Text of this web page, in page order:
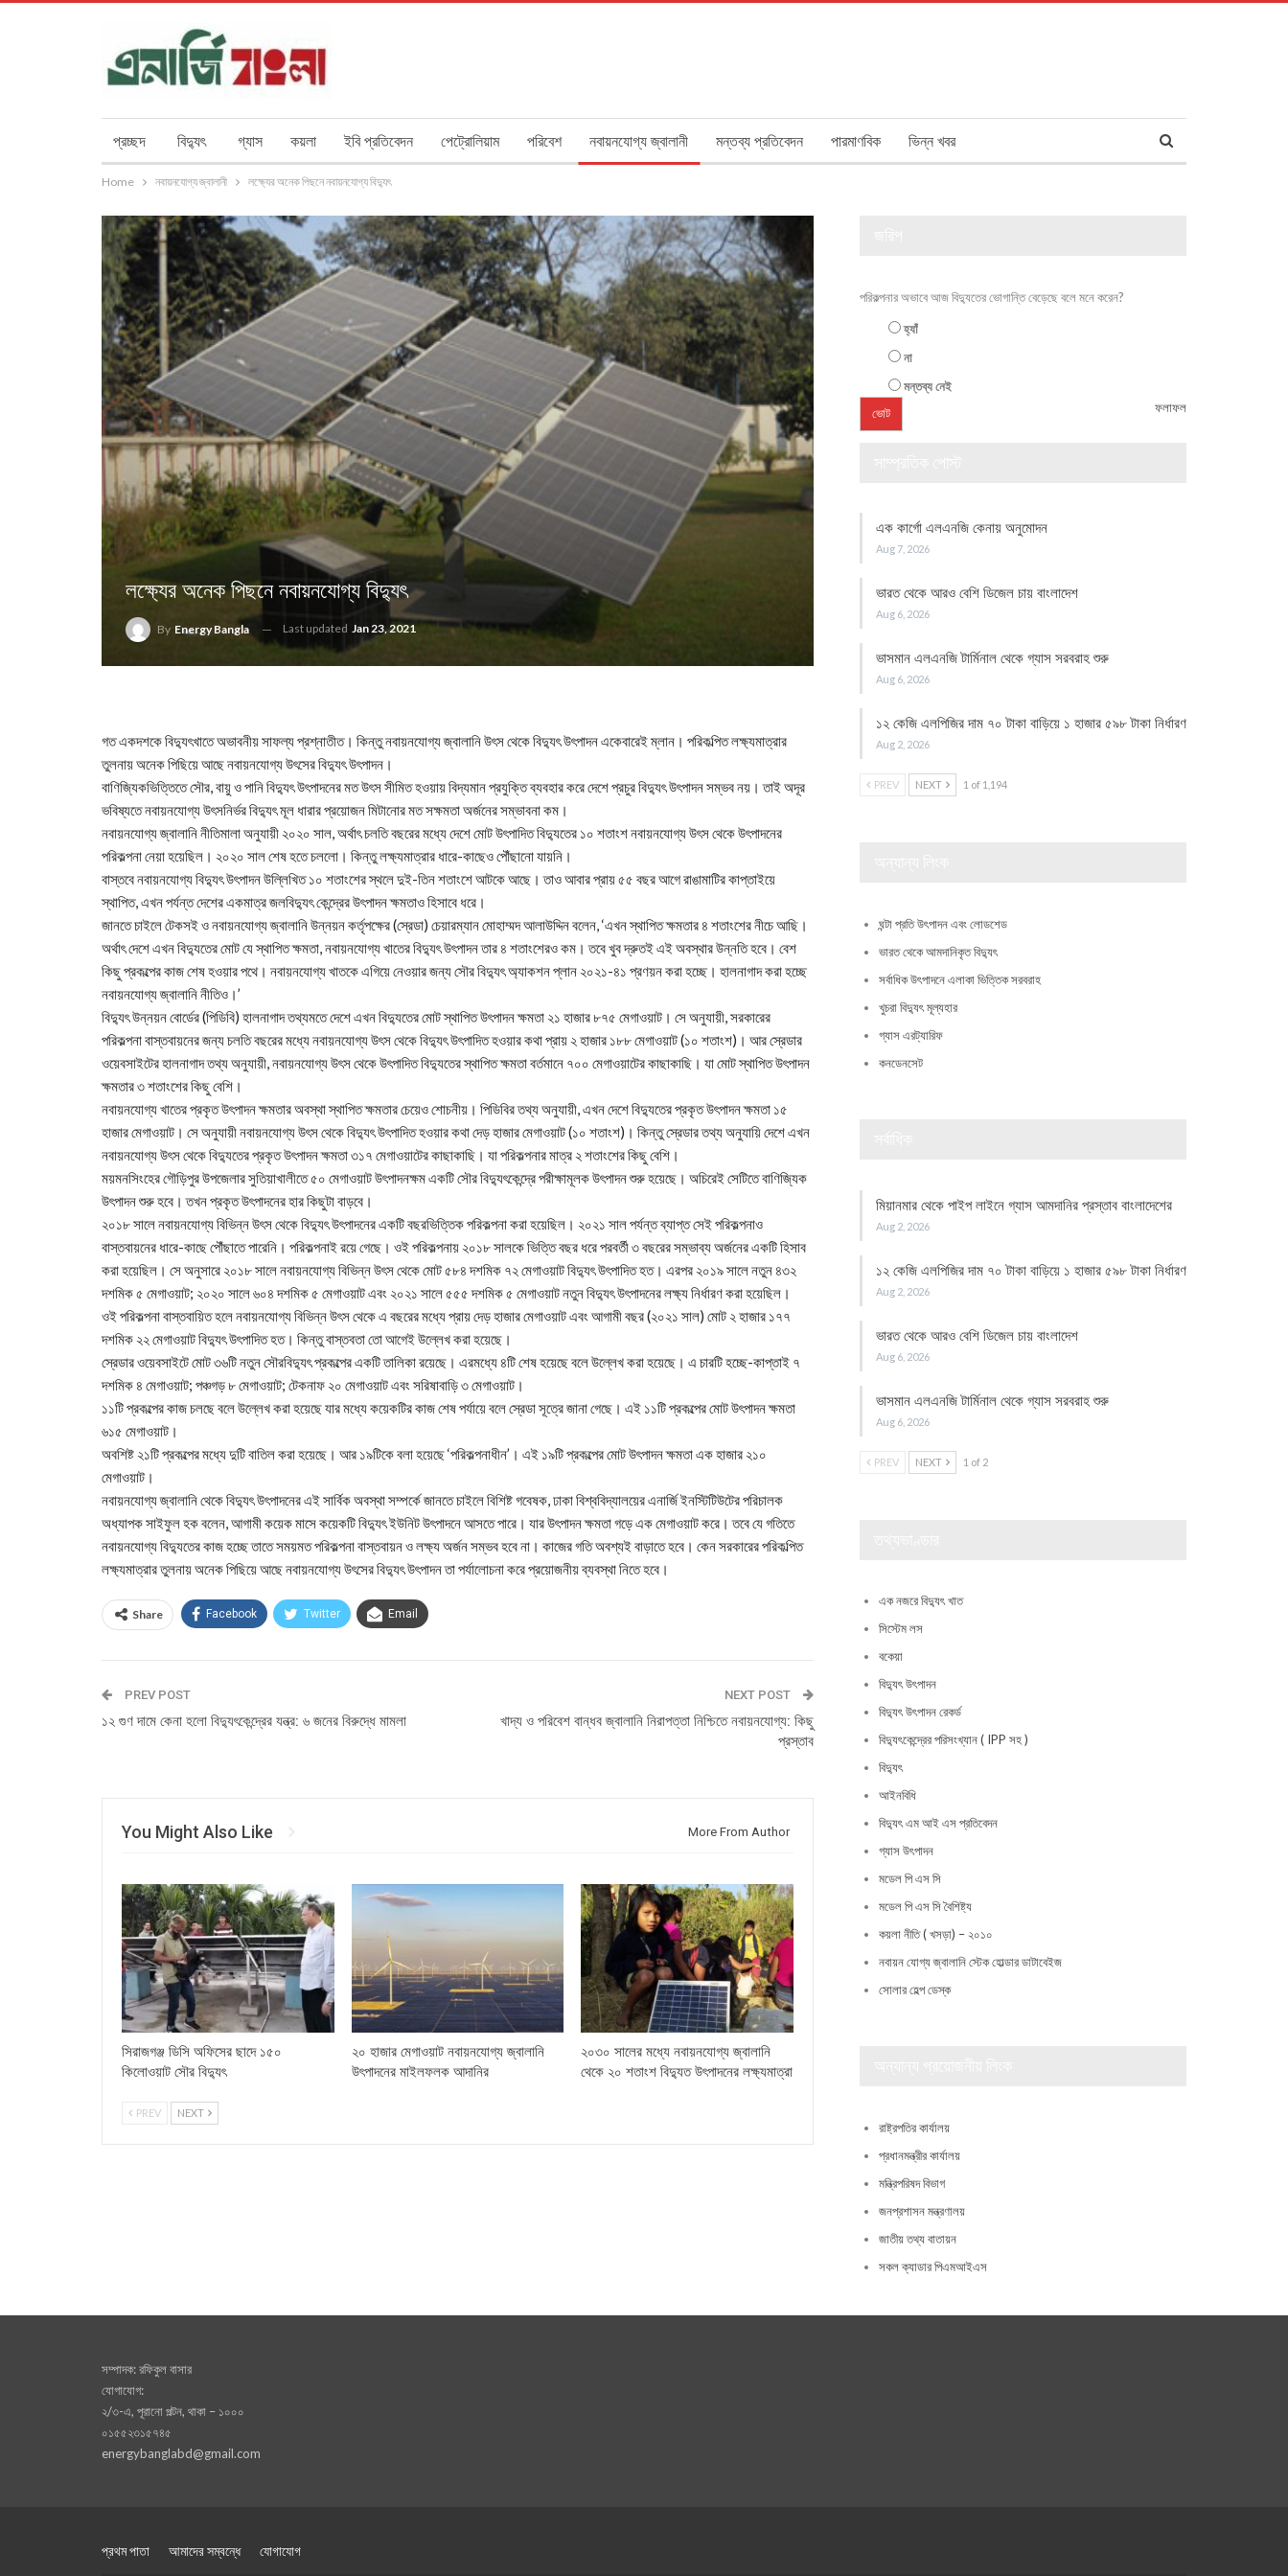
প্রচ্ছদ বিদ্যুৎ গ্যাস কয়লা ইবি প্রতিবেদন পেট্রোলিয়াম পরিবেশ নবায়নযোগ্য জ্বালানী মন্তব্য প্রতিবেদন পারমাণবিক ভিন্ন খবর
Home নবায়নযোগ্য জ্বালানী লক্ষ্যের অনেক পিছনে নবায়নযোগ্য বিদ্যুৎ
লক্ষ্যের অনেক পিছনে নবায়নযোগ্য বিদ্যুৎ
By Energy Bangla Last updated Jan 23, 2021
গত একদশকে বিদ্যুৎখাতে অভাবনীয় সাফল্য প্রশ্নাতীত। কিন্তু নবায়নযোগ্য জ্বালানি উৎস থেকে বিদ্যুৎ উৎপাদন একেবারেই ম্লান। পরিকল্পিত লক্ষ্যমাত্রার
তুলনায় অনেক পিছিয়ে আছে নবায়নযোগ্য উৎসের বিদ্যুৎ উৎপাদন।
বাণিজ্যিকভিত্তিতে সৌর, বায়ু ও পানি বিদ্যুৎ উৎপাদনের মত উৎস সীমিত হওয়ায় বিদ্যমান প্রযুক্তি ব্যবহার করে দেশে প্রচুর বিদ্যুৎ উৎপাদন সম্ভব নয়। তাই অদূর
ভবিষ্যতে নবায়নযোগ্য উৎসনির্ভর বিদ্যুৎ মূল ধারার প্রয়োজন মিটানোর মত সক্ষমতা অর্জনের সম্ভাবনা কম।
নবায়নযোগ্য জ্বালানি নীতিমালা অনুযায়ী ২০২০ সাল, অর্থাৎ চলতি বছরের মধ্যে দেশে মোট উৎপাদিত বিদ্যুতের ১০ শতাংশ নবায়নযোগ্য উৎস থেকে উৎপাদনের
পরিকল্পনা নেয়া হয়েছিল। ২০২০ সাল শেষ হতে চললো। কিন্তু লক্ষ্যমাত্রার ধারে-কাছেও পৌঁছানো যায়নি।
বাস্তবে নবায়নযোগ্য বিদ্যুৎ উৎপাদন উল্লিখিত ১০ শতাংশের স্থলে দুই-তিন শতাংশে আটকে আছে। তাও আবার প্রায় ৫৫ বছর আগে রাঙামাটির কাপ্তাইয়ে
স্থাপিত, এখন পর্যন্ত দেশের একমাত্র জলবিদ্যুৎ কেন্দ্রের উৎপাদন ক্ষমতাও হিসাবে ধরে।
জানতে চাইলে টেকসই ও নবায়নযোগ্য জ্বালানি উন্নয়ন কর্তৃপক্ষের (স্রেডা) চেয়ারম্যান মোহাম্মদ আলাউদ্দিন বলেন, ‘এখন স্থাপিত ক্ষমতার ৪ শতাংশের নীচে আছি।
অর্থাৎ দেশে এখন বিদ্যুতের মোট যে স্থাপিত ক্ষমতা, নবায়নযোগ্য খাতের বিদ্যুৎ উৎপাদন তার ৪ শতাংশেরও কম। তবে খুব দ্রুতই এই অবস্থার উন্নতি হবে। বেশ
কিছু প্রকল্পের কাজ শেষ হওয়ার পথে। নবায়নযোগ্য খাতকে এগিয়ে নেওয়ার জন্য সৌর বিদ্যুৎ অ্যাকশন প্লান ২০২১-৪১ প্রণয়ন করা হচ্ছে। হালনাগাদ করা হচ্ছে
নবায়নযোগ্য জ্বালানি নীতিও।’
বিদ্যুৎ উন্নয়ন বোর্ডের (পিডিবি) হালনাগাদ তথ্যমতে দেশে এখন বিদ্যুতের মোট স্থাপিত উৎপাদন ক্ষমতা ২১ হাজার ৮৭৫ মেগাওয়াট। সে অনুযায়ী, সরকারের
পরিকল্পনা বাস্তবায়নের জন্য চলতি বছরের মধ্যে নবায়নযোগ্য উৎস থেকে বিদ্যুৎ উৎপাদিত হওয়ার কথা প্রায় ২ হাজার ১৮৮ মেগাওয়াট (১০ শতাংশ)। আর স্রেডার
ওয়েবসাইটের হালনাগাদ তথ্য অনুযায়ী, নবায়নযোগ্য উৎস থেকে উৎপাদিত বিদ্যুতের স্থাপিত ক্ষমতা বর্তমানে ৭০০ মেগাওয়াটের কাছাকাছি। যা মোট স্থাপিত উৎপাদন
ক্ষমতার ৩ শতাংশের কিছু বেশি।
নবায়নযোগ্য খাতের প্রকৃত উৎপাদন ক্ষমতার অবস্থা স্থাপিত ক্ষমতার চেয়েও শোচনীয়। পিডিবির তথ্য অনুযায়ী, এখন দেশে বিদ্যুতের প্রকৃত উৎপাদন ক্ষমতা ১৫
হাজার মেগাওয়াট। সে অনুযায়ী নবায়নযোগ্য উৎস থেকে বিদ্যুৎ উৎপাদিত হওয়ার কথা দেড় হাজার মেগাওয়াট (১০ শতাংশ)। কিন্তু স্রেডার তথ্য অনুযায়ি দেশে এখন
নবায়নযোগ্য উৎস থেকে বিদ্যুতের প্রকৃত উৎপাদন ক্ষমতা ৩১৭ মেগাওয়াটের কাছাকাছি। যা পরিকল্পনার মাত্র ২ শতাংশের কিছু বেশি।
ময়মনসিংহের গৌড়িপুর উপজেলার সুতিয়াখালীতে ৫০ মেগাওয়াট উৎপাদনক্ষম একটি সৌর বিদ্যুৎকেন্দ্রে পরীক্ষামূলক উৎপাদন শুরু হয়েছে। অচিরেই সেটিতে বাণিজ্যিক
উৎপাদন শুরু হবে। তখন প্রকৃত উৎপাদনের হার কিছুটা বাড়বে।
২০১৮ সালে নবায়নযোগ্য বিভিন্ন উৎস থেকে বিদ্যুৎ উৎপাদনের একটি বছরভিত্তিক পরিকল্পনা করা হয়েছিল। ২০২১ সাল পর্যন্ত ব্যাপ্ত সেই পরিকল্পনাও
বাস্তবায়নের ধারে-কাছে পৌঁছাতে পারেনি। পরিকল্পনাই রয়ে গেছে। ওই পরিকল্পনায় ২০১৮ সালকে ভিত্তি বছর ধরে পরবর্তী ৩ বছরের সম্ভাব্য অর্জনের একটি হিসাব
করা হয়েছিল। সে অনুসারে ২০১৮ সালে নবায়নযোগ্য বিভিন্ন উৎস থেকে মোট ৫৮৪ দশমিক ৭২ মেগাওয়াট বিদ্যুৎ উৎপাদিত হত। এরপর ২০১৯ সালে নতুন ৪৩২
দশমিক ৫ মেগাওয়াট; ২০২০ সালে ৬০৪ দশমিক ৫ মেগাওয়াট এবং ২০২১ সালে ৫৫৫ দশমিক ৫ মেগাওয়াট নতুন বিদ্যুৎ উৎপাদনের লক্ষ্য নির্ধারণ করা হয়েছিল।
ওই পরিকল্পনা বাস্তবায়িত হলে নবায়নযোগ্য বিভিন্ন উৎস থেকে এ বছরের মধ্যে প্রায় দেড় হাজার মেগাওয়াট এবং আগামী বছর (২০২১ সাল) মোট ২ হাজার ১৭৭
দশমিক ২২ মেগাওয়াট বিদ্যুৎ উৎপাদিত হত। কিন্তু বাস্তবতা তো আগেই উল্লেখ করা হয়েছে।
স্রেডার ওয়েবসাইটে মোট ৩৬টি নতুন সৌরবিদ্যুৎ প্রকল্পের একটি তালিকা রয়েছে। এরমধ্যে ৪টি শেষ হয়েছে বলে উল্লেখ করা হয়েছে। এ চারটি হচ্ছে-কাপ্তাই ৭
দশমিক ৪ মেগাওয়াট; পঞ্চগড় ৮ মেগাওয়াট; টেকনাফ ২০ মেগাওয়াট এবং সরিষাবাড়ি ৩ মেগাওয়াট।
১১টি প্রকল্পের কাজ চলছে বলে উল্লেখ করা হয়েছে যার মধ্যে কয়েকটির কাজ শেষ পর্যায়ে বলে স্রেডা সূত্রে জানা গেছে। এই ১১টি প্রকল্পের মোট উৎপাদন ক্ষমতা
৬১৫ মেগাওয়াট।
অবশিষ্ট ২১টি প্রকল্পের মধ্যে দুটি বাতিল করা হয়েছে। আর ১৯টিকে বলা হয়েছে ‘পরিকল্পনাধীন’। এই ১৯টি প্রকল্পের মোট উৎপাদন ক্ষমতা এক হাজার ২১০
মেগাওয়াট।
নবায়নযোগ্য জ্বালানি থেকে বিদ্যুৎ উৎপাদনের এই সার্বিক অবস্থা সম্পর্কে জানতে চাইলে বিশিষ্ট গবেষক, ঢাকা বিশ্ববিদ্যালয়ের এনার্জি ইনস্টিটিউটের পরিচালক
অধ্যাপক সাইফুল হক বলেন, আগামী কয়েক মাসে কয়েকটি বিদ্যুৎ ইউনিট উৎপাদনে আসতে পারে। যার উৎপাদন ক্ষমতা গড়ে এক মেগাওয়াট করে। তবে যে গতিতে
নবায়নযোগ্য বিদ্যুতের কাজ হচ্ছে তাতে সময়মত পরিকল্পনা বাস্তবায়ন ও লক্ষ্য অর্জন সম্ভব হবে না। কাজের গতি অবশ্যই বাড়াতে হবে। কেন সরকারের পরিকল্পিত
লক্ষ্যমাত্রার তুলনায় অনেক পিছিয়ে আছে নবায়নযোগ্য উৎসের বিদ্যুৎ উৎপাদন তা পর্যালোচনা করে প্রয়োজনীয় ব্যবস্থা নিতে হবে।
Share Facebook Twitter Email
PREV POST
১২ গুণ দামে কেনা হলো বিদ্যুৎকেন্দ্রের যন্ত্র: ৬ জনের বিরুদ্ধে মামলা
NEXT POST
খাদ্য ও পরিবেশ বান্ধব জ্বালানি নিরাপত্তা নিশ্চিতে নবায়নযোগ্য: কিছু
প্রস্তাব
You Might Also Like More From Author
সিরাজগঞ্জ ডিসি অফিসের ছাদে ১৫০
কিলোওয়াট সৌর বিদ্যুৎ
২০ হাজার মেগাওয়াট নবায়নযোগ্য জ্বালানি
উৎপাদনের মাইলফলক আদানির
২০৩০ সালের মধ্যে নবায়নযোগ্য জ্বালানি
থেকে ২০ শতাংশ বিদ্যুত উৎপাদনের লক্ষ্যমাত্রা
PREV NEXT
পরিকল্পনার অভাবে আজ বিদ্যুতের ভোগান্তি বেড়েছে বলে মনে করেন?
হ্যাঁ
না
মন্তব্য নেই
ফলাফল
এক কার্গো এলএনজি কেনায় অনুমোদন
Aug 7, 2026
ভারত থেকে আরও বেশি ডিজেল চায় বাংলাদেশ
Aug 6, 2026
ভাসমান এলএনজি টার্মিনাল থেকে গ্যাস সরবরাহ শুরু
Aug 6, 2026
১২ কেজি এলপিজির দাম ৭০ টাকা বাড়িয়ে ১ হাজার ৫৯৮ টাকা নির্ধারণ
Aug 2, 2026
PREV NEXT 1 of 1,194
ঘন্টা প্রতি উৎপাদন এবং লোডশেড
ভারত থেকে আমদানিকৃত বিদ্যুৎ
সর্বাধিক উৎপাদনে এলাকা ভিত্তিক সরবরাহ
খুচরা বিদ্যুৎ মূল্যহার
গ্যাস এরট্যারিফ
কনডেনসেট
মিয়ানমার থেকে পাইপ লাইনে গ্যাস আমদানির প্রস্তাব বাংলাদেশের
Aug 2, 2026
১২ কেজি এলপিজির দাম ৭০ টাকা বাড়িয়ে ১ হাজার ৫৯৮ টাকা নির্ধারণ
Aug 2, 2026
ভারত থেকে আরও বেশি ডিজেল চায় বাংলাদেশ
Aug 6, 2026
ভাসমান এলএনজি টার্মিনাল থেকে গ্যাস সরবরাহ শুরু
Aug 6, 2026
PREV NEXT 1 of 2
এক নজরে বিদ্যুৎ খাত
সিস্টেম লস
বকেয়া
বিদ্যুৎ উৎপাদন
বিদ্যুৎ উৎপাদন রেকর্ড
বিদ্যুৎকেন্দ্রের পরিসংখ্যান ( IPP সহ )
বিদ্যুৎ
আইনবিধি
বিদ্যুৎ এম আই এস প্রতিবেদন
গ্যাস উৎপাদন
মডেল পি এস সি
মডেল পি এস সি বৈশিষ্ট্য
কয়লা নীতি ( খসড়া) – ২০১০
নবায়ন যোগ্য জ্বালানি স্টেক হোল্ডার ডাটাবেইজ
সোলার হেল্প ডেস্ক
রাষ্ট্রপতির কার্যালয়
প্রধানমন্ত্রীর কার্যালয়
মন্ত্রিপরিষদ বিভাগ
জনপ্রশাসন মন্ত্রণালয়
জাতীয় তথ্য বাতায়ন
সকল ক্যাডার পিএমআইএস
সম্পাদক: রফিকুল বাসার
যোগাযোগ:
২/৩-এ, পূরানো পল্টন, থাকা – ১০০০
০১৫৫২৩১৫৭৪৫
energybanglabd@gmail.com
প্রথম পাতা আমাদের সম্বন্ধে যোগাযোগ